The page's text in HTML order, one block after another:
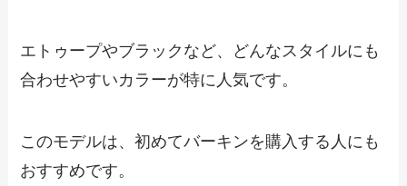
エトゥープやブラックなど、どんなスタイルにも
合わせやすいカラーが特に人気です。
このモデルは、初めてバーキンを購入する人にも
おすすめです。